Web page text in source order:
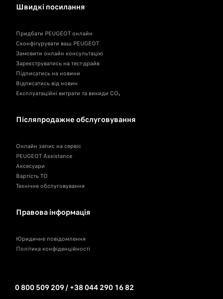
Швидкі посилання
Придбати PEUGEOT онлайн
Сконфігурувати ваш PEUGEOT
Замовити онлайн консультацію
Зареєструватись на тест-драйв
Підписатись на новини
Відписатись від новин
Експлуатаційні витрати та викиди CO₂
Післяпродажне обслуговування
Онлайн запис на сервіс
PEUGEOT Assistance
Аксесуари
Вартість ТО
Технічне обслуговування
Правова інформація
Юридичне повідомлення
Політика конфіденційності
0 800 509 209 / +38 044 290 16 82